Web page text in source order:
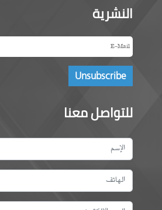
النشرية
للتواصل معنا